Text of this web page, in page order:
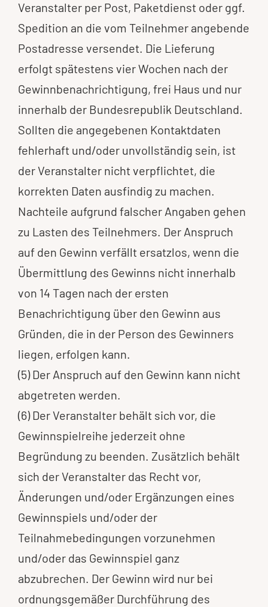
Veranstalter per Post, Paketdienst oder ggf.
Spedition an die vom Teilnehmer angebende
Postadresse versendet. Die Lieferung
erfolgt spätestens vier Wochen nach der
Gewinnbenachrichtigung, frei Haus und nur
innerhalb der Bundesrepublik Deutschland.
Sollten die angegebenen Kontaktdaten
fehlerhaft und/oder unvollständig sein, ist
der Veranstalter nicht verpflichtet, die
korrekten Daten ausfindig zu machen.
Nachteile aufgrund falscher Angaben gehen
zu Lasten des Teilnehmers. Der Anspruch
auf den Gewinn verfällt ersatzlos, wenn die
Übermittlung des Gewinns nicht innerhalb
von 14 Tagen nach der ersten
Benachrichtigung über den Gewinn aus
Gründen, die in der Person des Gewinners
liegen, erfolgen kann.
(5) Der Anspruch auf den Gewinn kann nicht
abgetreten werden.
(6) Der Veranstalter behält sich vor, die
Gewinnspielreihe jederzeit ohne
Begründung zu beenden. Zusätzlich behält
sich der Veranstalter das Recht vor,
Änderungen und/oder Ergänzungen eines
Gewinnspiels und/oder der
Teilnahmebedingungen vorzunehmen
und/oder das Gewinnspiel ganz
abzubrechen. Der Gewinn wird nur bei
ordnungsgemäßer Durchführung des